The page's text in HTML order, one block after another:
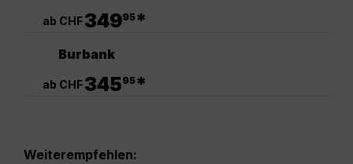
ab CHF34995*
Burbank
ab CHF34595*
Weiterempfehlen: